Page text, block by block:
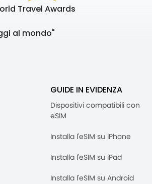
Travel Awards
al mondo"
GUIDE IN EVIDENZA
Dispositivi compatibili con
eSIM
Installa l'eSIM su iPhone
Installa l'eSIM su iPad
Installa l'eSIM su Android